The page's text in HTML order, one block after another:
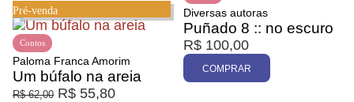
Promoção
Pré-venda
Contos
Paloma Franca Amorim
Um búfalo na areia
R$62,00 R$ 55,80
Diversas autoras
Puñado 8 :: no escuro
R$ 100,00
COMPRAR